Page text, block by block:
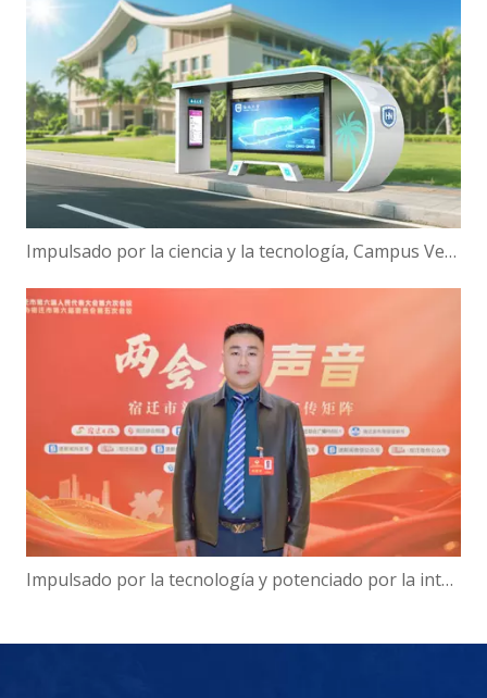
Impulsado por la ciencia y la tecnología, Campus Verde | ¡Hanbang Intelligence trabaja con la Universidad de Hainan para construir una nueva ecología de viajes inteligentes!
Impulsado por la tecnología y potenciado por la inteligencia: el presidente de Hanbang Intelligence, Gao Yun, sobre el avance del desarrollo del 'Centro de inteligencia digital' de Suqian